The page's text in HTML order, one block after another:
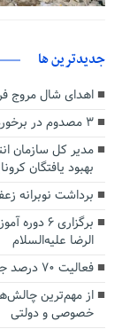
جديدترين ها
اهدای شال مروج
۳ مصدوم در برخورد کامیون ایسوزو و نیسان در محور قوچان به مشهد
بهبود یافتگان
برداشت نوبرانه
برگزاری
الرضا علیه‌السلام
فعالیت ۷۰ درصد جمعیت خوشاب در کشاورزی و دامداری
از مهم‌ترین
خصوصی و دولتی